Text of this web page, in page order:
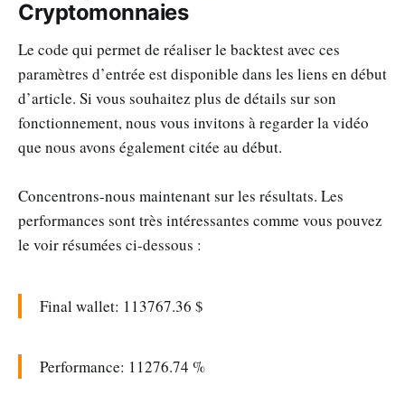
Cryptomonnaies
Le code qui permet de réaliser le backtest avec ces
paramètres d’entrée est disponible dans les liens en début
d’article. Si vous souhaitez plus de détails sur son
fonctionnement, nous vous invitons à regarder la vidéo
que nous avons également citée au début.
Concentrons-nous maintenant sur les résultats. Les
performances sont très intéressantes comme vous pouvez
le voir résumées ci-dessous :
Final wallet: 113767.36 $
Performance: 11276.74 %